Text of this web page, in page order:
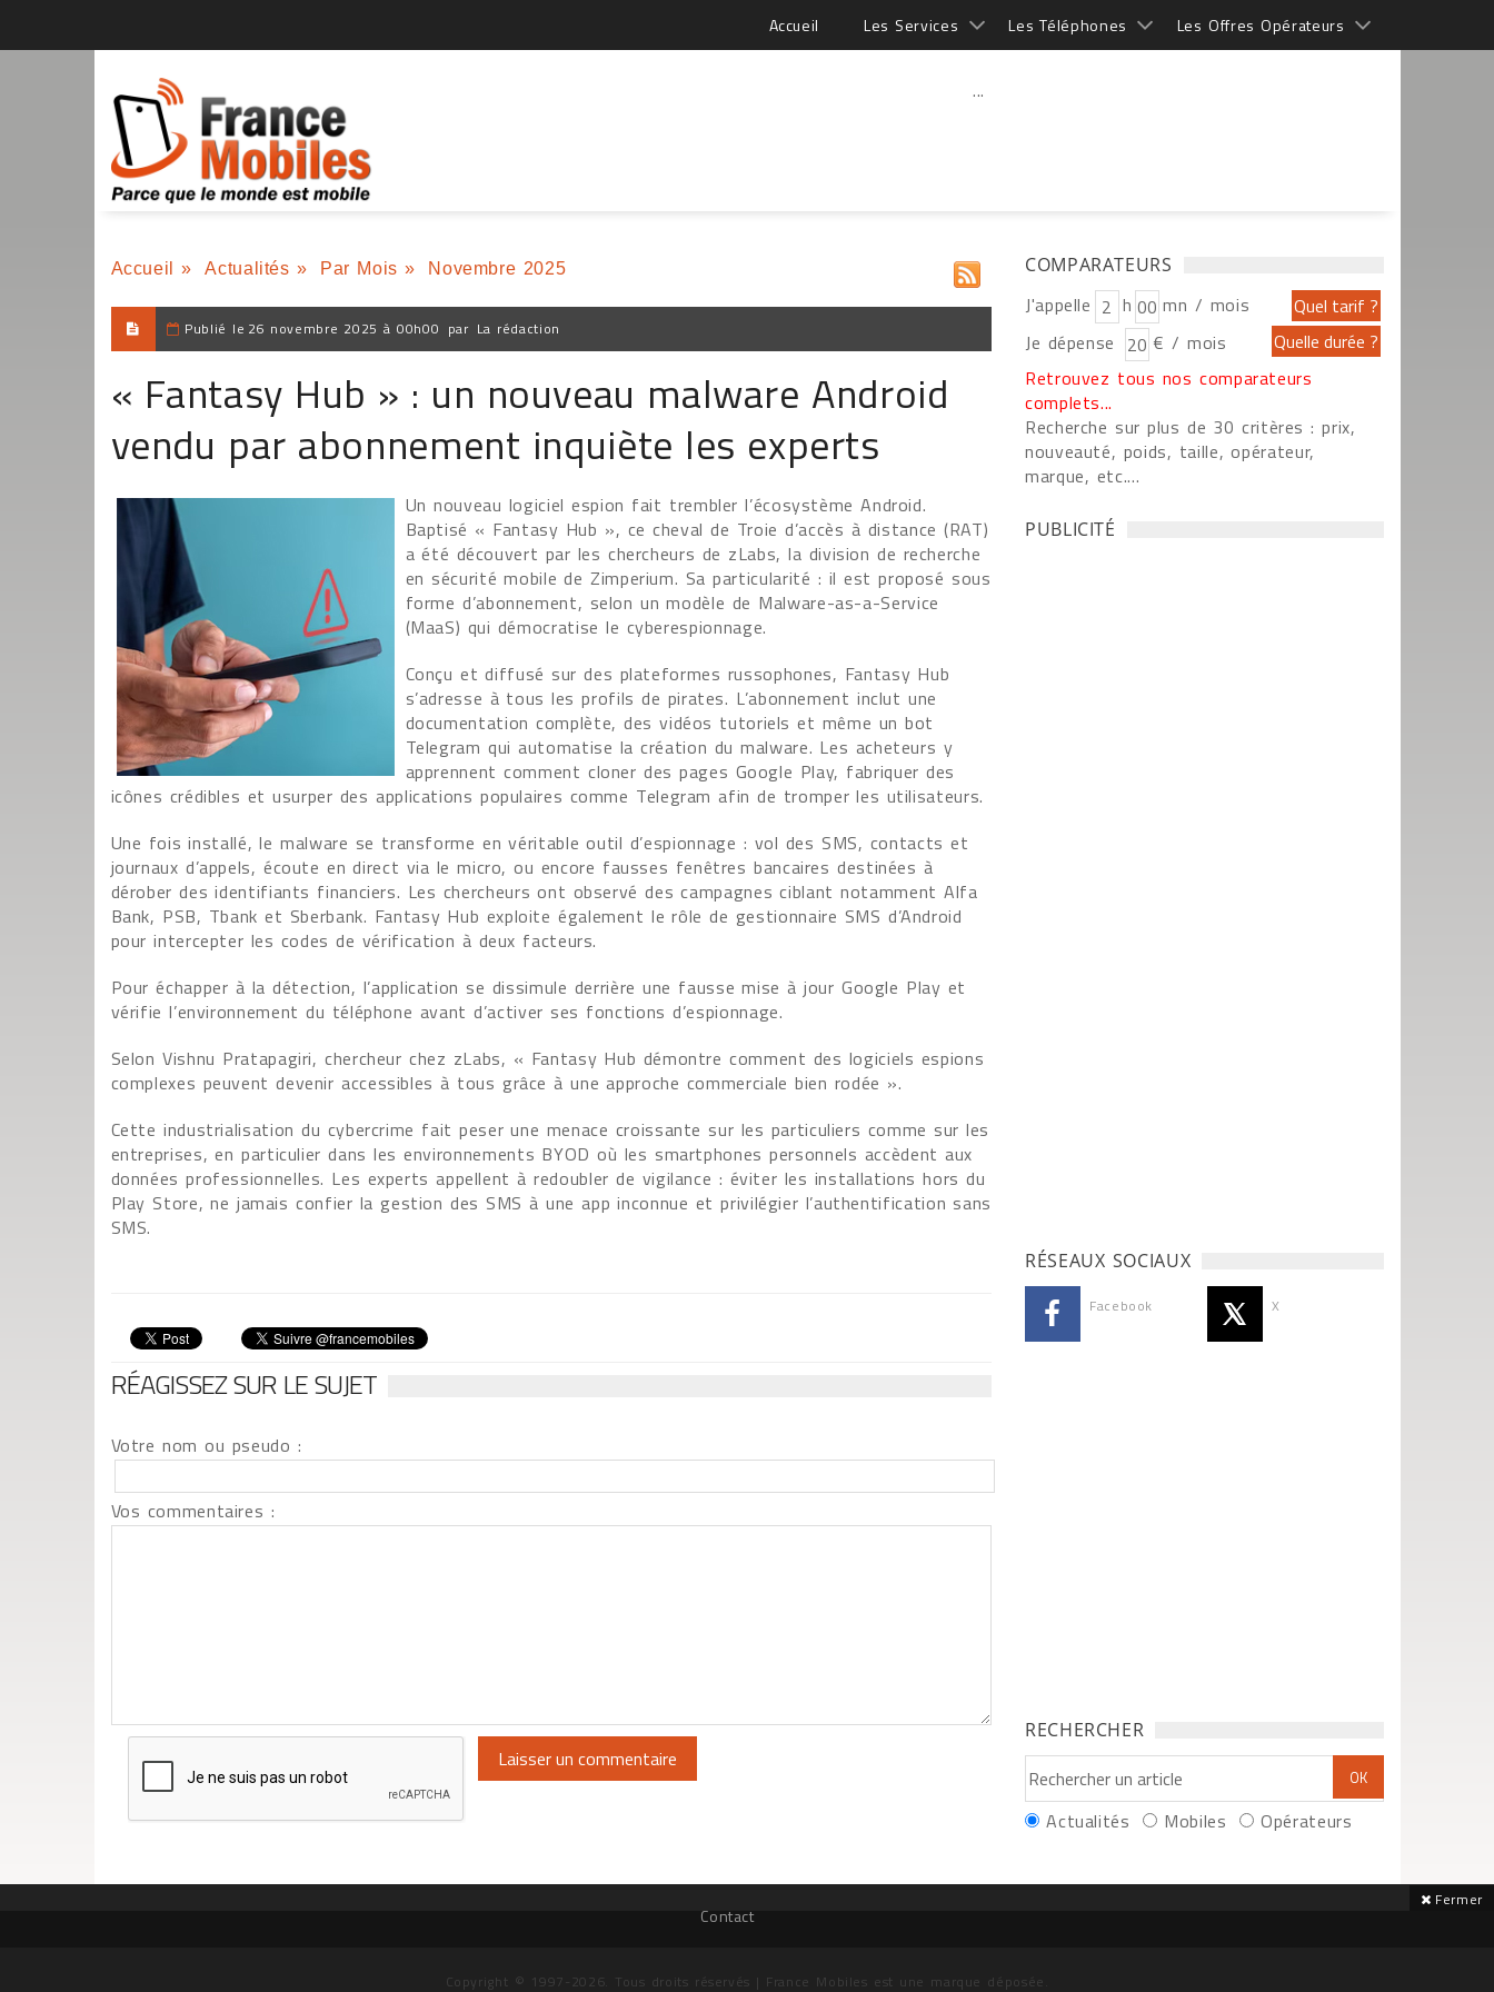
Accueil Les Services Les Téléphones Les Offres Opérateurs
...
Accueil » Actualités » Par Mois » Novembre 2025
Publié le 26 novembre 2025 à 00h00 par La rédaction
« Fantasy Hub » : un nouveau malware Android
vendu par abonnement inquiète les experts
Un nouveau logiciel espion fait trembler l’écosystème Android.
Baptisé « Fantasy Hub », ce cheval de Troie d’accès à distance (RAT)
a été découvert par les chercheurs de zLabs, la division de recherche
en sécurité mobile de Zimperium. Sa particularité : il est proposé sous
forme d’abonnement, selon un modèle de Malware-as-a-Service
(MaaS) qui démocratise le cyberespionnage.
Conçu et diffusé sur des plateformes russophones, Fantasy Hub
s’adresse à tous les profils de pirates. L’abonnement inclut une
documentation complète, des vidéos tutoriels et même un bot
Telegram qui automatise la création du malware. Les acheteurs y
apprennent comment cloner des pages Google Play, fabriquer des
icônes crédibles et usurper des applications populaires comme Telegram afin de tromper les utilisateurs.
Une fois installé, le malware se transforme en véritable outil d’espionnage : vol des SMS, contacts et
journaux d’appels, écoute en direct via le micro, ou encore fausses fenêtres bancaires destinées à
dérober des identifiants financiers. Les chercheurs ont observé des campagnes ciblant notamment Alfa
Bank, PSB, Tbank et Sberbank. Fantasy Hub exploite également le rôle de gestionnaire SMS d’Android
pour intercepter les codes de vérification à deux facteurs.
Pour échapper à la détection, l’application se dissimule derrière une fausse mise à jour Google Play et
vérifie l’environnement du téléphone avant d’activer ses fonctions d’espionnage.
Selon Vishnu Pratapagiri, chercheur chez zLabs, « Fantasy Hub démontre comment des logiciels espions
complexes peuvent devenir accessibles à tous grâce à une approche commerciale bien rodée ».
Cette industrialisation du cybercrime fait peser une menace croissante sur les particuliers comme sur les
entreprises, en particulier dans les environnements BYOD où les smartphones personnels accèdent aux
données professionnelles. Les experts appellent à redoubler de vigilance : éviter les installations hors du
Play Store, ne jamais confier la gestion des SMS à une app inconnue et privilégier l’authentification sans
SMS.
RÉAGISSEZ SUR LE SUJET
Votre nom ou pseudo :
Vos commentaires :
COMPARATEURS
J'appelle h
mn / mois
Je dépense
€ / mois
Retrouvez tous nos comparateurs
complets...
Recherche sur plus de 30 critères : prix,
nouveauté, poids, taille, opérateur,
marque, etc....
PUBLICITÉ
RÉSEAUX SOCIAUX
Facebook X
RECHERCHER
Actualités Mobiles Opérateurs
Contact
Copyright © 1997-2026. Tous droits réservés | France Mobiles est une marque déposée.
Fermer